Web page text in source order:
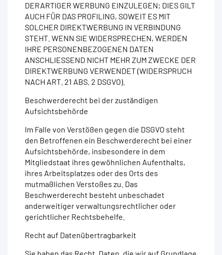
DERARTIGER WERBUNG EINZULEGEN; DIES GILT
AUCH FÜR DAS PROFILING, SOWEIT ES MIT
SOLCHER DIREKTWERBUNG IN VERBINDUNG
STEHT. WENN SIE WIDERSPRECHEN, WERDEN
IHRE PERSONENBEZOGENEN DATEN
ANSCHLIESSEND NICHT MEHR ZUM ZWECKE DER
DIREKTWERBUNG VERWENDET (WIDERSPRUCH
NACH ART. 21 ABS. 2 DSGVO).
Beschwerderecht bei der zuständigen
Aufsichtsbehörde
Im Falle von Verstößen gegen die DSGVO steht
den Betroffenen ein Beschwerderecht bei einer
Aufsichtsbehörde, insbesondere in dem
Mitgliedstaat ihres gewöhnlichen Aufenthalts,
ihres Arbeitsplatzes oder des Orts des
mutmaßlichen Verstoßes zu. Das
Beschwerderecht besteht unbeschadet
anderweitiger verwaltungsrechtlicher oder
gerichtlicher Rechtsbehelfe.
Recht auf Datenübertragbarkeit